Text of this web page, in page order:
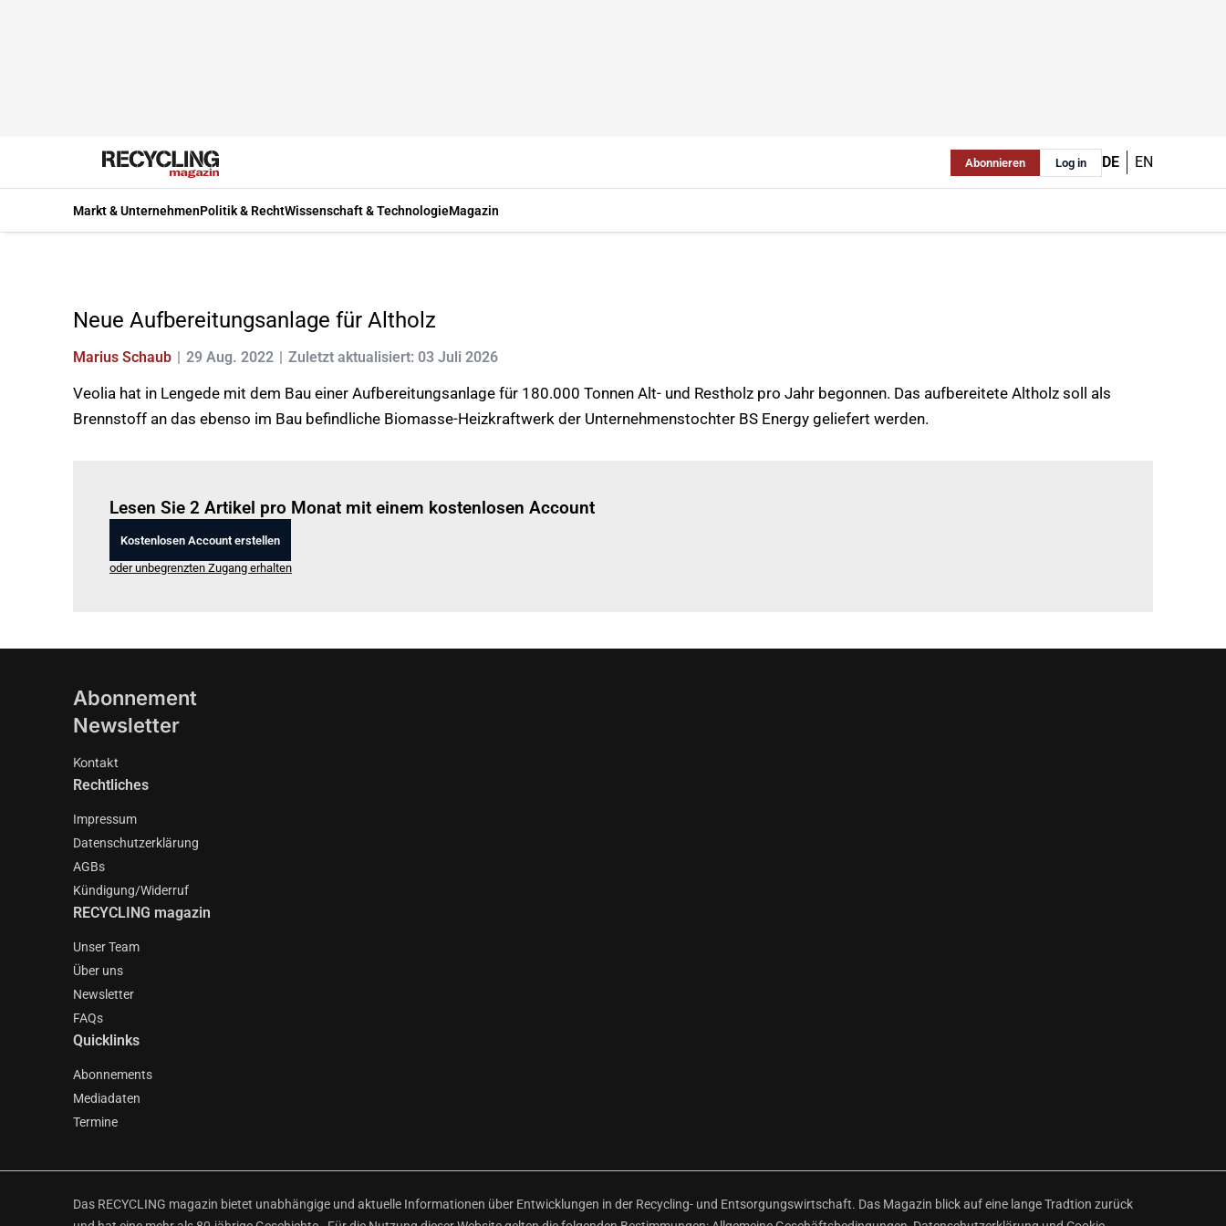
Abonnieren Log in DE EN
Markt & UnternehmenPolitik & RechtWissenschaft & TechnologieMagazin
Neue Aufbereitungsanlage für Altholz
Marius Schaub 29 Aug. 2022 Zuletzt aktualisiert: 03 Juli 2026
Veolia hat in Lengede mit dem Bau einer Aufbereitungsanlage für 180.000 Tonnen Alt- und Restholz pro Jahr begonnen. Das aufbereitete Altholz soll als
Brennstoff an das ebenso im Bau befindliche Biomasse-Heizkraftwerk der Unternehmenstochter BS Energy geliefert werden.
Lesen Sie 2 Artikel pro Monat mit einem kostenlosen Account
Kostenlosen Account erstellen
oder unbegrenzten Zugang erhalten
Abonnement
Newsletter
Kontakt
Rechtliches
Impressum
Datenschutzerklärung
AGBs
Kündigung/Widerruf
RECYCLING magazin
Unser Team
Über uns
Newsletter
FAQs
Quicklinks
Abonnements
Mediadaten
Termine
Das RECYCLING magazin bietet unabhängige und aktuelle Informationen über Entwicklungen in der Recycling- und Entsorgungswirtschaft. Das Magazin blick auf eine lange Tradtion zurück